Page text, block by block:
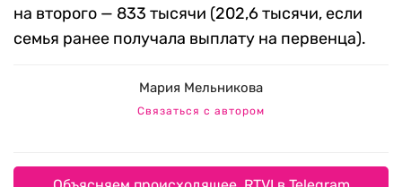
на второго — 833 тысячи (202,6 тысячи, если
семья ранее получала выплату на первенца).
Мария Мельникова
Связаться с автором